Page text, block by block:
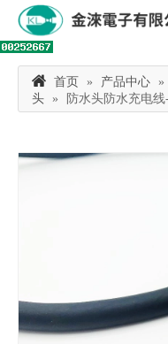
首页 » 产品中心 »
头
» 防水头防水充电